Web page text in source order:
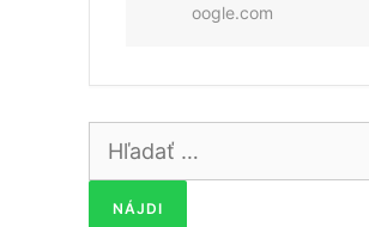
oogle.com
Hľadať: